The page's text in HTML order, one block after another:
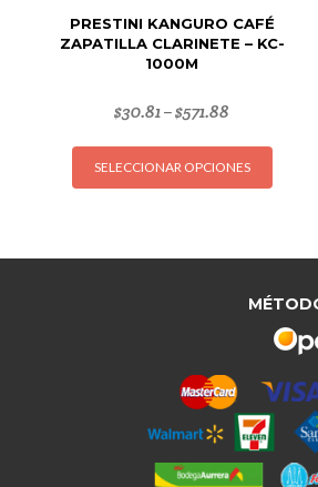
PRESTINI KANGURO CAFÉ
ZAPATILLA CLARINETE – KC-
1000M
$30.81–$571.88
SELECCIONAR OPCIONES
Este
se
elegir
en